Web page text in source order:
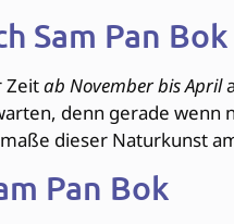
Sam Pan Bok
Zeitab November bis April
denn gerade wenn
dieser Naturkunst
Pan Bok